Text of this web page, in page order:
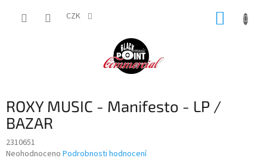
CZK
ROXY MUSIC - Manifesto - LP /
BAZAR
2310651
Průměrné
Neohodnoceno Podrobnosti hodnocení